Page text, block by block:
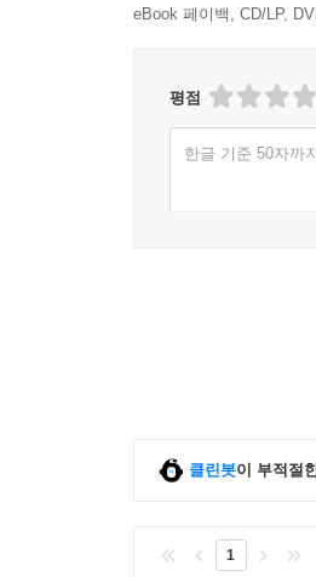
eBook 페이백, CD/LP,
평점
한글 기준 50자까
클린봇이 부적절
1